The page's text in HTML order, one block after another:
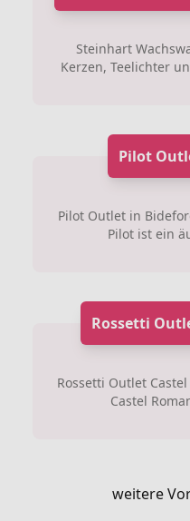
Steinhart
Kerzen, Teelichter
Pilot
Pilot Outlet in
Pilot ist ein
Rossetti
Rossetti Outlet
Castel
weitere